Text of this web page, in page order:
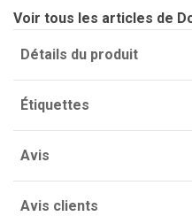
(3 avis)
Voir tous les articles de
Détails du produit
Étiquettes
Avis
Avis clients